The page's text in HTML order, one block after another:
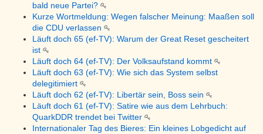
bald neue Partei?
Kurze Wortmeldung: Wegen falscher Meinung: Maaßen soll
die CDU verlassen
Läuft doch 65 (ef-TV): Warum der Great Reset gescheitert
ist
Läuft doch 64 (ef-TV): Der Volksaufstand kommt
Läuft doch 63 (ef-TV): Wie sich das System selbst
delegitimiert
Läuft doch 62 (ef-TV): Libertär sein, Boss sein
Läuft doch 61 (ef-TV): Satire wie aus dem Lehrbuch:
QuarkDDR trendet bei Twitter
Internationaler Tag des Bieres: Ein kleines Lobgedicht auf